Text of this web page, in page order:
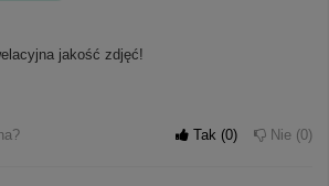
jakość zdjęć!
Tak 0 Nie 0